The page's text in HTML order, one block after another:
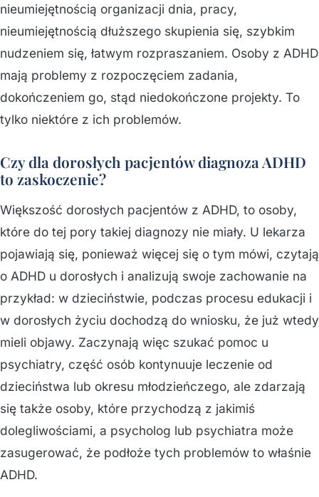
nieumiejętnością organizacji dnia, pracy,
nieumiejętnością dłuższego skupienia się, szybkim
nudzeniem się, łatwym rozpraszaniem. Osoby z ADHD
mają problemy z rozpoczęciem zadania,
dokończeniem go, stąd niedokończone projekty. To
tylko niektóre z ich problemów.
Czy dla dorosłych pacjentów diagnoza ADHD
to zaskoczenie?
Większość dorosłych pacjentów z ADHD, to osoby,
które do tej pory takiej diagnozy nie miały. U lekarza
pojawiają się, ponieważ więcej się o tym mówi, czytają
o ADHD u dorosłych i analizują swoje zachowanie na
przykład: w dzieciństwie, podczas procesu edukacji i
w dorosłych życiu dochodzą do wniosku, że już wtedy
mieli objawy. Zaczynają więc szukać pomoc u
psychiatry, część osób kontynuuje leczenie od
dzieciństwa lub okresu młodzieńczego, ale zdarzają
się także osoby, które przychodzą z jakimiś
dolegliwościami, a psycholog lub psychiatra może
zasugerować, że podłoże tych problemów to właśnie
ADHD.